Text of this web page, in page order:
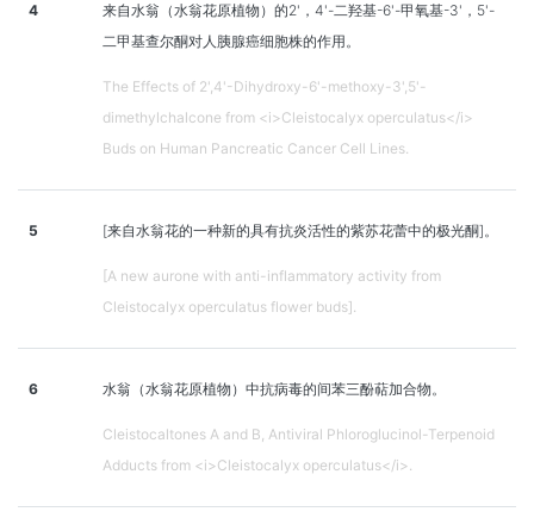
4
来自水翁（水翁花原植物）的2'，4'-二羟基-6'-甲氧基-3'，5'-
二甲基查尔酮对人胰腺癌细胞株的作用。
The Effects of 2',4'-Dihydroxy-6'-methoxy-3',5'-
dimethylchalcone from <i>Cleistocalyx operculatus</i>
Buds on Human Pancreatic Cancer Cell Lines.
5 [来自水翁花的一种新的具有抗炎活性的紫苏花蕾中的极光酮]。
[A new aurone with anti-inflammatory activity from
Cleistocalyx operculatus flower buds].
6 水翁（水翁花原植物）中抗病毒的间苯三酚萜加合物。
Cleistocaltones A and B, Antiviral Phloroglucinol-Terpenoid
Adducts from <i>Cleistocalyx operculatus</i>.